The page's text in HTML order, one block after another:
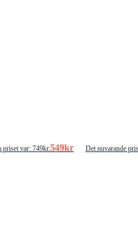
priset var: 749kr.549kr
Det nuvarande